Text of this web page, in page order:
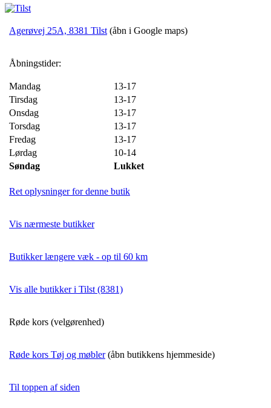
Agerøvej 25A, 8381 Tilst (åbn i Google maps)
Åbningstider:
Mandag
13-17
Tirsdag
13-17
Onsdag
13-17
Torsdag
13-17
Fredag
13-17
Lørdag
10-14
Søndag
Lukket
Ret oplysninger for denne butik
Vis nærmeste butikker
Butikker længere væk - op til 60 km
Vis alle butikker i Tilst (8381)
Røde kors (velgørenhed)
Røde kors Tøj og møbler(åbn butikkens hjemmeside)
Til toppen af siden